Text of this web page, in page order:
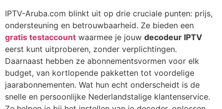
IPTV-Aruba.com blinkt uit op drie cruciale punten: prijs,
ondersteuning en betrouwbaarheid. Ze bieden een
gratis testaccount waarmee je jouw decodeur IPTV
eerst kunt uitproberen, zonder verplichtingen.
Daarnaast hebben ze abonnementsvormen voor elk
budget, van kortlopende pakketten tot voordelige
jaarabonnementen. Wat hun echt onderscheidt is de
snelle en persoonlijke Nederlandstalige klantenservice.